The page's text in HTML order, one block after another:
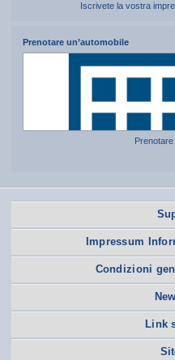
Iscrivete la vostra
Prenotare un’automobile
Prenotare
Impressum
Condizioni
Link